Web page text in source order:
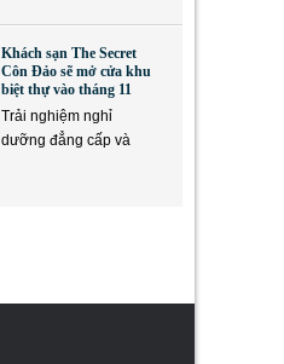
Khách sạn The Secret
Côn Đảo sẽ mở cửa khu
biệt thự vào tháng 11
Trải nghiệm nghỉ
dưỡng đẳng cấp và